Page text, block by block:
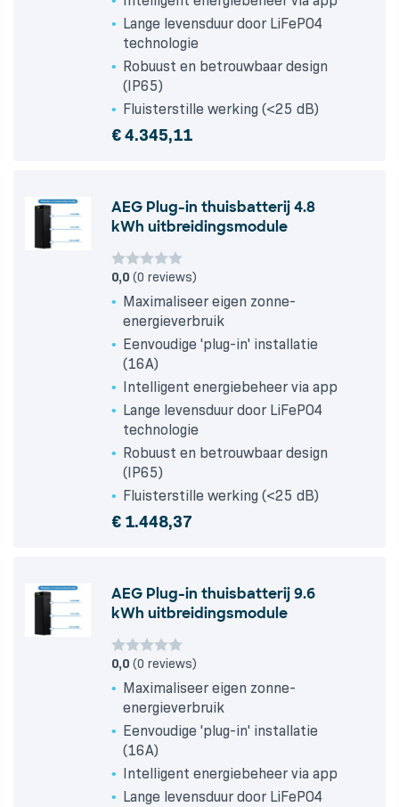
Lange levensduur door LiFePO4
technologie
Robuust en betrouwbaar design
(IP65)
Fluisterstille werking (<25 dB)
€4.345,11
AEG Plug-in thuisbatterij 4.8
kWh uitbreidingsmodule
0,0 (0 reviews)
Maximaliseer eigen zonne-
energieverbruik
Eenvoudige 'plug-in' installatie
(16A)
Intelligent energiebeheer via app
Lange levensduur door LiFePO4
technologie
Robuust en betrouwbaar design
(IP65)
Fluisterstille werking (<25 dB)
€ 1.448,37
AEG Plug-in thuisbatterij 9.6
kWh uitbreidingsmodule
0,0 (0 reviews)
Maximaliseer eigen zonne-
energieverbruik
Eenvoudige 'plug-in' installatie
(16A)
Intelligent energiebeheer via app
Lange levensduur door LiFePO4